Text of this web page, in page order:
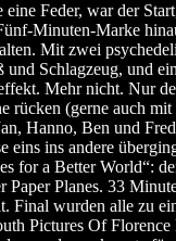
Feder, war der
Minuten-Marke
Mit zwei
und Schlagzeug, und
Mehr nicht. Nur
rücken (gerne auch
Hanno, Ben und
eins ins andere
for a Better World“:
Planes. 33
Final wurden alle zu
Pictures Of Florence